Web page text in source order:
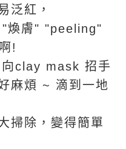
泛紅，
"煥膚" "peeling"
!
clay mask 招手
麻煩 ~ 滴到一地
掃除，變得簡單